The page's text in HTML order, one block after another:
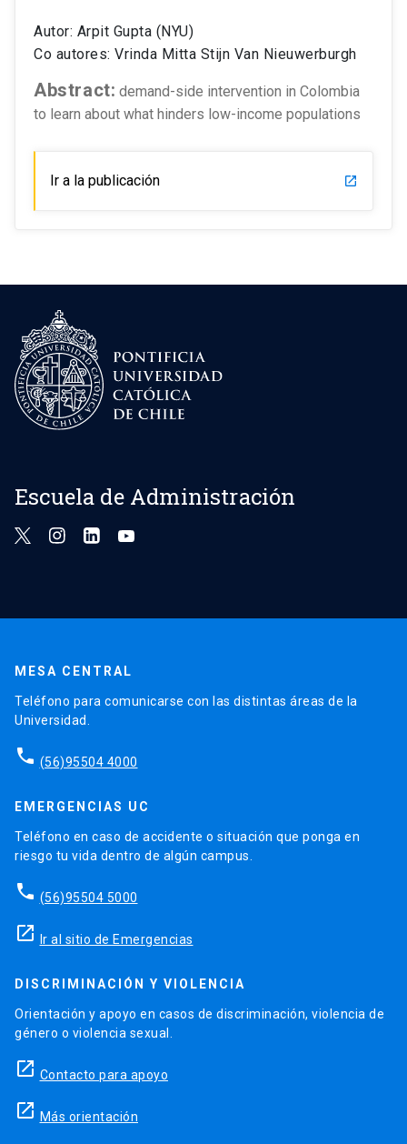
Autor: Arpit Gupta (NYU)
Co autores: Vrinda Mitta Stijn Van Nieuwerburgh
Abstract: demand-side intervention in Colombia
to learn about what hinders low-income populations
Ir a la publicación launch
Escuela de Administración
MESA CENTRAL
Teléfono para comunicarse con las distintas áreas de la
Universidad.
phone (56)95504 4000
EMERGENCIAS UC
Teléfono en caso de accidente o situación que ponga en
riesgo tu vida dentro de algún campus.
phone (56)95504 5000
launch Ir al sitio de Emergencias
DISCRIMINACIÓN Y VIOLENCIA
Orientación y apoyo en casos de discriminación, violencia de
género o violencia sexual.
launch Contacto para apoyo
launch Más orientación